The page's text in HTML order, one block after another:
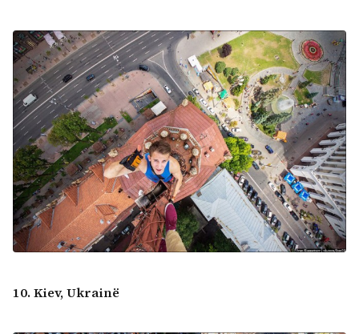
10. Kiev, Ukrainë